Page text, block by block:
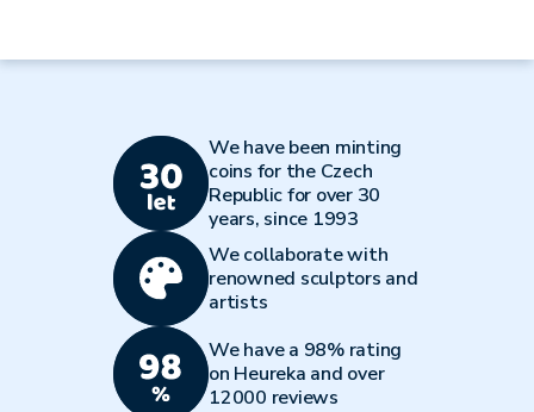
We have been minting
coins for the Czech
Republic for over 30
years, since 1993
We collaborate with
renowned sculptors and
artists
We have a 98% rating
on Heureka and over
12000 reviews